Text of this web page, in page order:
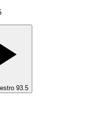
93.5